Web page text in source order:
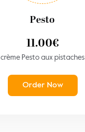
Pesto
11.00€
crème Pesto aux pistaches
Order Now